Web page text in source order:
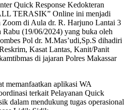
Quick Response Kedokteran
TERASIK” Online ini menjadi
Zoom di Aula dr. R. Harjuno Lantai 3
(19/06/2024) yang buka oleh
Pol dr. M.Mas’udi,Sp.S dihadiri
Kasat Lantas, Kanit/Panit
di jajaran Polres Makassar
memanfaatkan aplikasi WA
terkait Pelayanan Quick
dalam mendukung tugas operasional